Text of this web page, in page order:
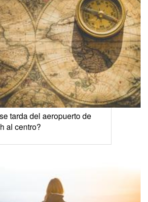
tarda del aeropuerto de
al centro?